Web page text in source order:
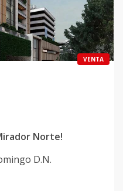
VENTA
Norte!
D.N.